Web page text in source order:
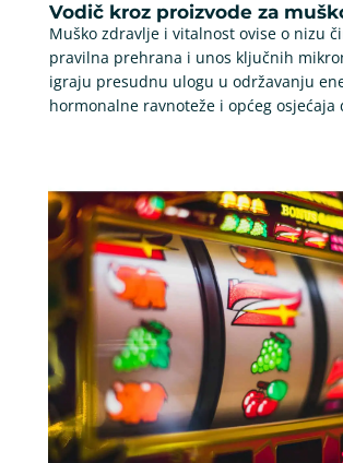
Vodič kroz proizvode za
Muško zdravlje i vitalnost ovise o nizu
pravilna prehrana i unos ključnih
igraju presudnu ulogu u održavanju
hormonalne ravnoteže i općeg